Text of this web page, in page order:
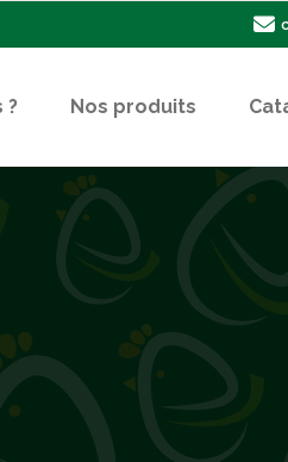
? Nos produits